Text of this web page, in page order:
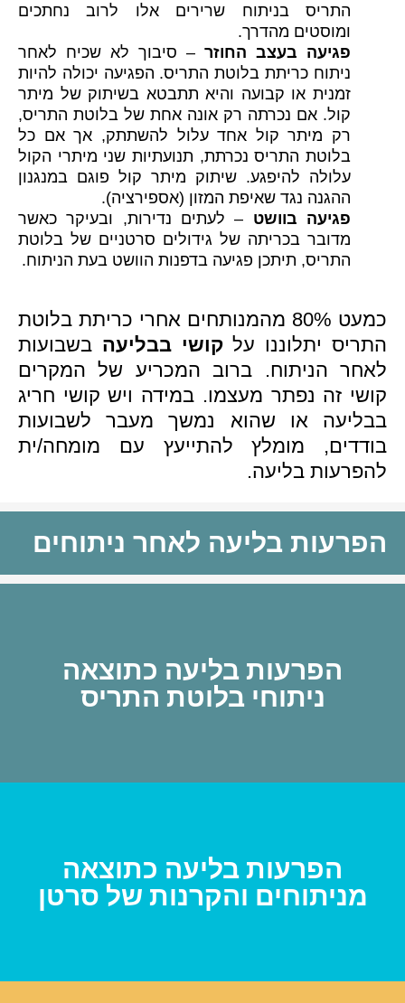
התריס בניתוח שרירים אלו לרוב נחתכים
ומוסטים מהדרך.
פגיעה בעצב החוזר – סיבוך לא שכיח לאחר
ניתוח כריתת בלוטת התריס. הפגיעה יכולה להיות
זמנית או קבועה והיא תתבטא בשיתוק של מיתר
קול. אם נכרתה רק אונה אחת של בלוטת התריס,
רק מיתר קול אחד עלול להשתתק, אך אם כל
בלוטת התריס נכרתת, תנועתיות שני מיתרי הקול
עלולה להיפגע. שיתוק מיתר קול פוגם במנגנון
ההגנה נגד שאיפת המזון (אספירציה).
פגיעה בוושט – לעתים נדירות, ובעיקר כאשר
מדובר בכריתה של גידולים סרטניים של בלוטת
התריס, תיתכן פגיעה בדפנות הוושט בעת הניתוח.
כמעט 80% מהמנותחים אחרי כריתת בלוטת
התריס יתלוננו עלקושי בבליעה בשבועות
לאחר הניתוח. ברוב המכריע של המקרים
קושי זה נפתר מעצמו. במידה ויש קושי חריג
בבליעה או שהוא נמשך מעבר לשבועות
בודדים, מומלץ להתייעץ עם מומחה/ית
להפרעות בליעה.
הפרעות בליעה לאחר ניתוחים
הפרעות בליעה כתוצאה
ניתוחי בלוטת התריס
הפרעות בליעה כתוצאה
מניתוחים והקרנות של סרטן